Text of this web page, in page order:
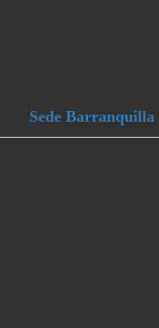
Sede Barranquilla